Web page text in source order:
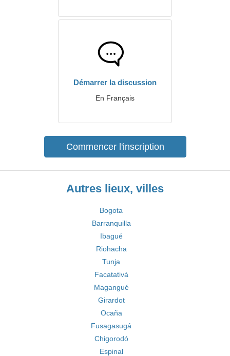
Démarrer la discussion
En Français
Commencer l'inscription
Autres lieux, villes
Bogota
Barranquilla
Ibagué
Riohacha
Tunja
Facatativá
Magangué
Girardot
Ocaña
Fusagasugá
Chigorodó
Espinal